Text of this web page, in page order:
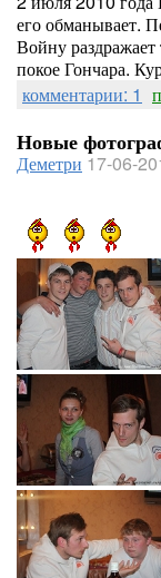
его обманывает.
Войну
покое Гончара.
комментарии: 1
Новые
Деметри 17-06-